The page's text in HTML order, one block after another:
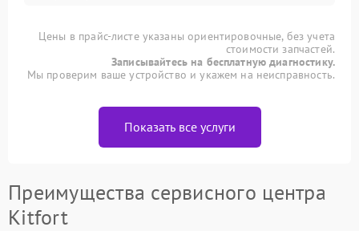
Цены в прайс-листе указаны ориентировочные, без учета
стоимости запчастей.
Записывайтесь на бесплатную диагностику.
Мы проверим ваше устройство и укажем на неисправность.
Показать все услуги
Преимущества сервисного центра
Kitfort